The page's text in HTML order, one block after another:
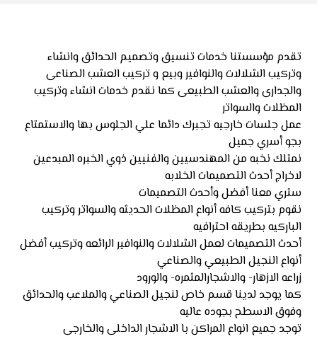
تقدم مؤسستنا خدمات تنسيق وتصميم الحدائق وانشاء
وتركيب الشلالات والنوافير وبيع و تركيب العشب الصناعى
والجدارى والعشب الطبيعى كما نقدم خدمات انشاء وتركيب
المظلات والسواتر
عمل جلسات خارجيه تجبرك دائما علي الجلوس بها والاستمتاع
بجو أسري جميل
نمتلك نخبه من المهندسيين والفنيين ذوي الخبره المبدعين
لاخراج أحدث التصميمات الخلابه
ستري معنا أفضل وأحدث التصميمات
نقوم بتركيب كافه أنواع المظلات الحديثه والسواتر وتركيب
الباركيه بطريقه احترافيه
أحدث التصميمات لعمل الشلالات والنوافير الرائعه وتركيب أفضل
أنواع النجيل الطبيعي والصناعي
زراعه الازهار- والاشجارالمثمره- والورود
كما يوجد لدينا قسم خاص لنجيل الصناعي والملاعب والحدائق
وفوق الاسطح بجوده عاليه
توجد جميع انواع المراكن با الاشجار الداخلى والخارجى